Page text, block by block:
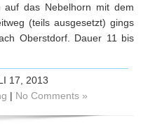
das Nebelhorn mit dem
(teils ausgesetzt) gings
Oberstdorf. Dauer 11 bis
17, 2013
| No Comments »